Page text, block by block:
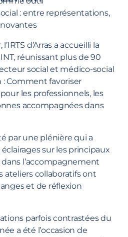
: entre représentations,
d’Arras a accueilli la
réunissant plus de 90
social et médico-social
Comment favoriser
les professionnels, les
accompagnées dans
par une plénière qui a
sur les principaux
l’accompagnement
ateliers collaboratifs ont
et de réflexion
parfois contrastées du
a été l’occasion de